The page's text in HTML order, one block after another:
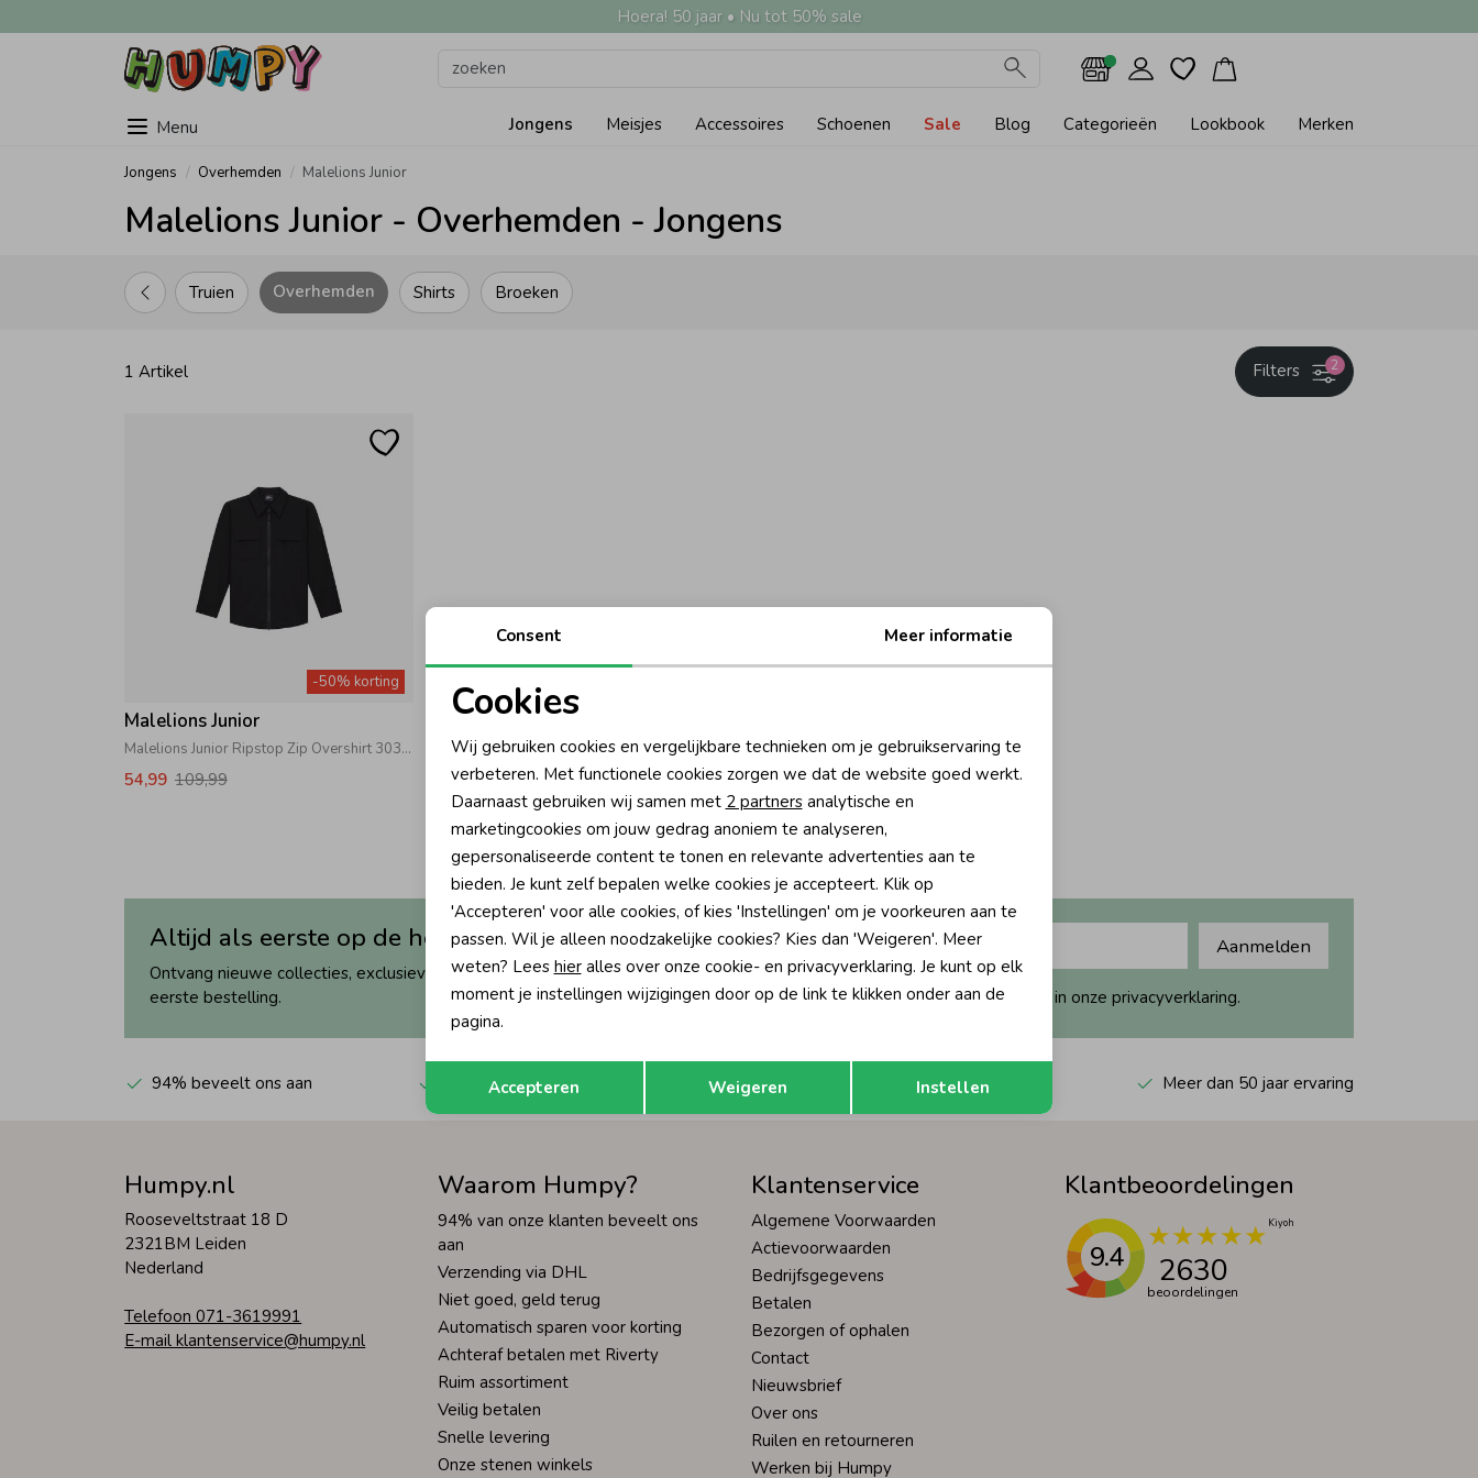
Hoera! 50 jaar • Nu tot 50% sale
Menu Jongens Meisjes Accessoires Schoenen Sale Blog Categorieën Lookbook Merken
Jongens Overhemden Malelions Junior
Malelions Junior - Overhemden - Jongens
Shirts
Truien Broeken
Overhemden
1 Artikel 2
Filters
-50% korting
Malelions Junior
Malelions Junior Ripstop Zip Overshirt 303 Navy
54,99 109,99
Altijd als eerste op de hoogte?
Ontvang nieuwe collecties, exclusieve acties én direct 10% korting* op je
eerste bestelling.
Aanmelden
Hoe we met je data omgaan? Bekijk dit in onze privacyverklaring.
94% beveelt ons aan Automatisch sparen voor korting Wij scoren een 9,4 op Kiyoh Meer dan 50 jaar ervaring
Humpy.nl
Rooseveltstraat 18 D
2321BM Leiden
Nederland
Telefoon 071-3619991
E-mail klantenservice@humpy.nl
Waarom Humpy?
94% van onze klanten beveelt ons
aan
Verzending via DHL
Niet goed, geld terug
Automatisch sparen voor korting
Achteraf betalen met Riverty
Ruim assortiment
Veilig betalen
Snelle levering
Onze stenen winkels
Klantenservice
Algemene Voorwaarden
Actievoorwaarden
Bedrijfsgegevens
Betalen
Bezorgen of ophalen
Contact
Nieuwsbrief
Over ons
Ruilen en retourneren
Werken bij Humpy
Klantbeoordelingen
9.4 2630
beoordelingen
Noodzakelijke cookies
Analytische cookies Marketing cookies
Terug Opslaan
Consent Meer informatie
Cookies
Wij gebruiken cookies en vergelijkbare technieken om je gebruikservaring te
verbeteren. Met functionele cookies zorgen we dat de website goed werkt.
Daarnaast gebruiken wij samen met 2 partnersanalytische en
marketingcookies om jouw gedrag anoniem te analyseren,
gepersonaliseerde content te tonen en relevante advertenties aan te
bieden. Je kunt zelf bepalen welke cookies je accepteert. Klik op
'Accepteren' voor alle cookies, of kies 'Instellingen' om je voorkeuren aan te
passen. Wil je alleen noodzakelijke cookies? Kies dan 'Weigeren'. Meer
weten? Lees hieralles over onze cookie- en privacyverklaring. Je kunt op elk
moment je instellingen wijzigingen door op de link te klikken onder aan de
pagina.
Accepteren Weigeren Instellen